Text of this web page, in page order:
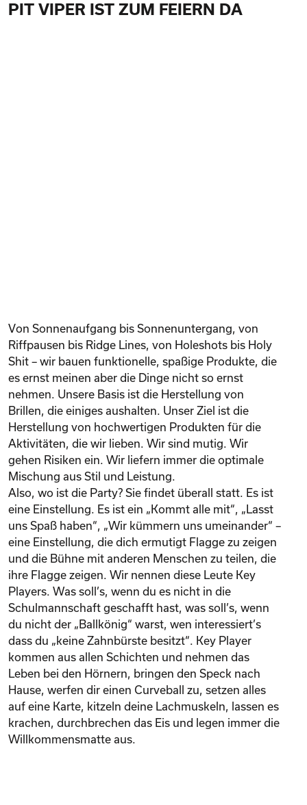
PIT VIPER IST ZUM FEIERN DA
Von Sonnenaufgang bis Sonnenuntergang, von
Riffpausen bis Ridge Lines, von Holeshots bis Holy
Shit – wir bauen funktionelle, spaßige Produkte, die
es ernst meinen aber die Dinge nicht so ernst
nehmen. Unsere Basis ist die Herstellung von
Brillen, die einiges aushalten. Unser Ziel ist die
Herstellung von hochwertigen Produkten für die
Aktivitäten, die wir lieben. Wir sind mutig. Wir
gehen Risiken ein. Wir liefern immer die optimale
Mischung aus Stil und Leistung.
Also, wo ist die Party? Sie findet überall statt. Es ist
eine Einstellung. Es ist ein „Kommt alle mit“, „Lasst
uns Spaß haben“, „Wir kümmern uns umeinander“ –
eine Einstellung, die dich ermutigt Flagge zu zeigen
und die Bühne mit anderen Menschen zu teilen, die
ihre Flagge zeigen. Wir nennen diese Leute Key
Players. Was soll’s, wenn du es nicht in die
Schulmannschaft geschafft hast, was soll’s, wenn
du nicht der „Ballkönig“ warst, wen interessiert’s
dass du „keine Zahnbürste besitzt“. Key Player
kommen aus allen Schichten und nehmen das
Leben bei den Hörnern, bringen den Speck nach
Hause, werfen dir einen Curveball zu, setzen alles
auf eine Karte, kitzeln deine Lachmuskeln, lassen es
krachen, durchbrechen das Eis und legen immer die
Willkommensmatte aus.